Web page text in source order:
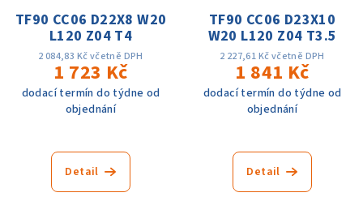
TF90 CC06 D22X8 W20
L120 Z04 T4
2 084,83 Kč včetně DPH
1 723 Kč
dodací termín do týdne od
objednání
Detail
TF90 CC06 D23X10
W20 L120 Z04 T3.5
2 227,61 Kč včetně DPH
1 841 Kč
dodací termín do týdne od
objednání
Detail